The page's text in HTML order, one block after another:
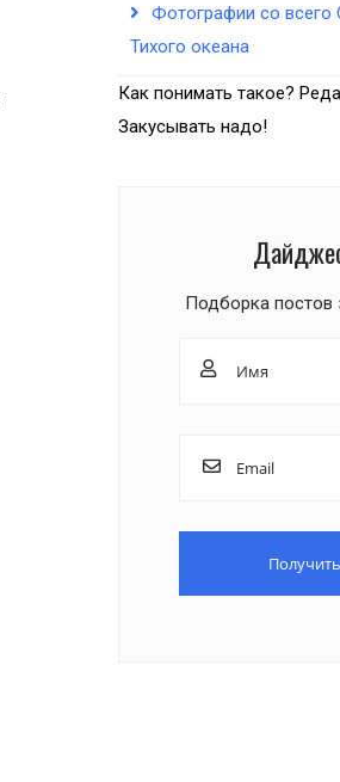
Фотографии со всего
Тихого океана
Как понимать такое?
Закусывать надо!
Подборка постов